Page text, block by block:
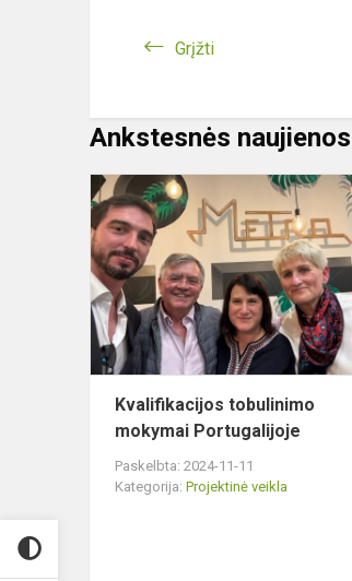
Grįžti
Ankstesnės naujienos
Kvalifikacijos tobulinimo
mokymai Portugalijoje
Paskelbta: 2024-11-11
Kategorija: Projektinė veikla